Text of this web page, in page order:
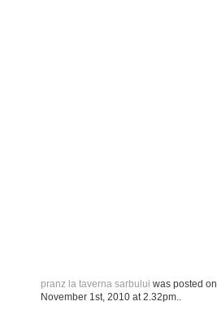
pranz la taverna sarbului was posted on
November 1st, 2010 at 2.32pm